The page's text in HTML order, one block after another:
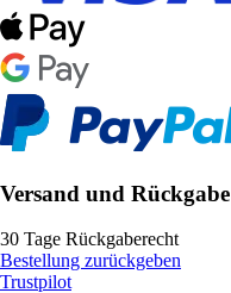
Versand und Rückgabe
30 Tage Rückgaberecht
Bestellung zurückgeben
Trustpilot